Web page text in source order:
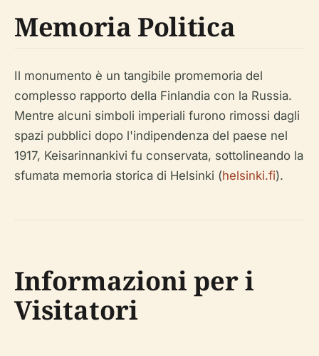
Memoria Politica
Il monumento è un tangibile promemoria del
complesso rapporto della Finlandia con la Russia.
Mentre alcuni simboli imperiali furono rimossi dagli
spazi pubblici dopo l'indipendenza del paese nel
1917, Keisarinnankivi fu conservata, sottolineando la
sfumata memoria storica di Helsinki (helsinki.fi).
Informazioni per i
Visitatori